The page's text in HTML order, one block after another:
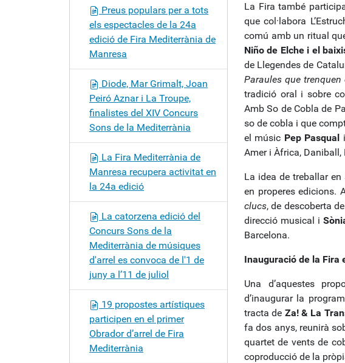
La Fira també
que col·labora
comú amb un ritual
Niño de Elche i el
de Llegendes de
Paraules que trenquen
tradició oral i sobre
Amb So de Cobla de
so de cobla i que
el músic Pep Pasqual
Amer i Àfrica, Daniball,
La idea de treballar
en properes edicions.
clucs, de descoberta
direcció musical i
Barcelona.
Inauguració de la Fira
Una d’aquestes
d’inaugurar la
tracta de Za! & La
fa dos anys, reunirà
quartet de vents de
coproducció de la
Preus populars per a tots
els espectacles de la 24a
edició de Fira Mediterrània de
Manresa
Diode, Mar Grimalt, Joan
Peiró Aznar i La Troupe,
finalistes del XIV Concurs
Sons de la Mediterrània
La Fira Mediterrània de
Manresa recupera activitat en
la 24a edició
La catorzena edició del
Concurs Sons de la
Mediterrània de músiques
d'arrel es convoca de l'1 de
juny a l’11 de juliol
19 propostes artístiques
participen en el primer
Obrador d’arrel de Fira
Mediterrània